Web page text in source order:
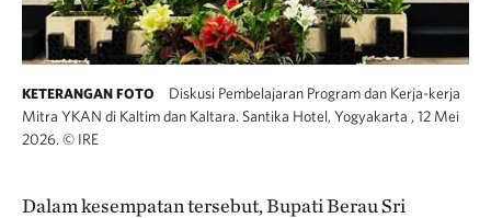
KETERANGAN FOTO
Diskusi Pembelajaran Program dan Kerja-kerja
Mitra YKAN di Kaltim dan Kaltara. Santika Hotel, Yogyakarta , 12 Mei
2026. © IRE
Dalam kesempatan tersebut, Bupati Berau Sri